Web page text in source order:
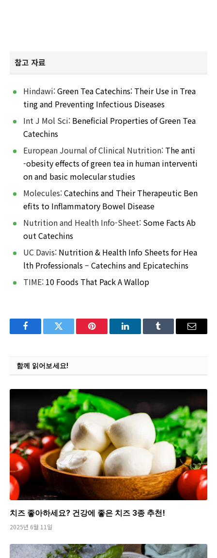
참고 자료
Hindawi:Green Tea Catechins: Their Use in Trea
ting and Preventing Infectious Diseases
Int J Mol Sci: Beneficial Properties of Green Tea
Catechins
European Journal of Clinical Nutrition: The anti
-obesity effects of green tea in human interventi
on and basic molecular studies
Molecules:Catechins and Their Therapeutic Ben
efits to Inflammatory Bowel Disease
Nutrition and Health Info-Sheet: Some Facts Ab
out Catechins
UC Davis: Nutrition & Health Info Sheets for Hea
lth Professionals – Catechins and Epicatechins
TIME: 10 Foods That Pack A Wallop
FacebookTwitter Pinterest LinkedInTumblr Email
함께 읽어보세요!
치즈 좋아하세요? 건강에 좋은 치즈 3종 추천!
2025년 6월 11일